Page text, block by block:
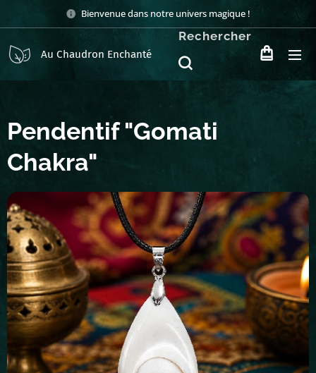
Bienvenue dans notre univers magique !
Au Chaudron Enchanté
Rechercher
Pendentif "Gomati
Chakra"